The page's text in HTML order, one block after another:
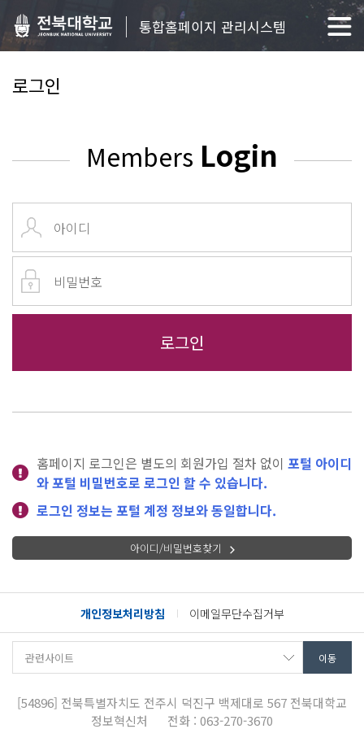
통합홈페이지 관리시스템
로그인
Members Login
홈페이지 로그인은 별도의 회원가입 절차 없이 포털 아이디
와 포털 비밀번호로 로그인 할 수 있습니다.
로그인 정보는 포털 계정 정보와 동일합니다.
아이디/비밀번호찾기
개인정보처리방침 이메일무단수집거부
[54896] 전북특별자치도 전주시 덕진구 백제대로 567 전북대학교
정보혁신처
전화 : 063-270-3670